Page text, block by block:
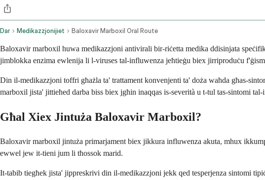
Dar Medikazzjonijiet Baloxavir Marboxil Oral Route
Baloxavir marboxil huwa medikazzjoni antivirali bir-riċetta medika ddisinjata
jimblokka enzima ewlenija li l-viruses tal-influwenza jeħtieġu biex jirriproduċu
Din il-medikazzjoni toffri għażla ta' trattament konvenjenti ta' doża waħda għas-
marboxil jista' jittieħed darba biss biex jgħin inaqqas is-severità u t-tul tas-sintomi
Għal Xiex Jintuża Baloxavir Marboxil?
Baloxavir marboxil jintuża primarjament biex jikkura influwenza akuta, mhux
ewwel jew it-tieni jum li tħossok marid.
It-tabib tiegħek jista' jippreskrivi din il-medikazzjoni jekk qed tesperjenza sintomi